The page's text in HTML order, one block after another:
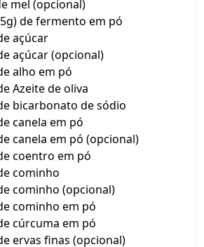
mel (opcional)
de fermento em pó
açúcar
açúcar (opcional)
alho em pó
Azeite de oliva
bicarbonato de sódio
canela em pó
canela em pó (opcional)
coentro em pó
cominho
cominho (opcional)
cominho em pó
cúrcuma em pó
ervas finas (opcional)